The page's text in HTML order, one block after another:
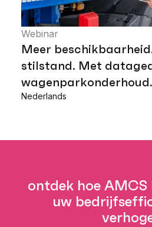
Webinar
Meer
stilstand. Met
wagenparkonderhoud.
Nederlands
ontdek hoe AMCS
uw